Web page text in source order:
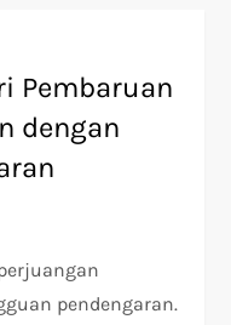
Pembaruan
dengan
pendengaran.